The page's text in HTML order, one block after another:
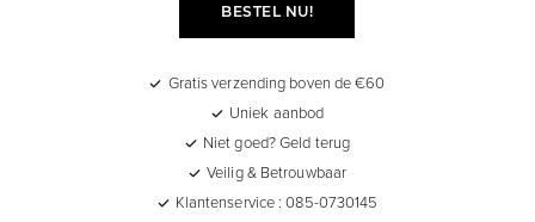
BESTEL NU!
Gratis verzending boven de €60
Uniek aanbod
Niet goed? Geld terug
Veilig & Betrouwbaar
Klantenservice : 085-0730145